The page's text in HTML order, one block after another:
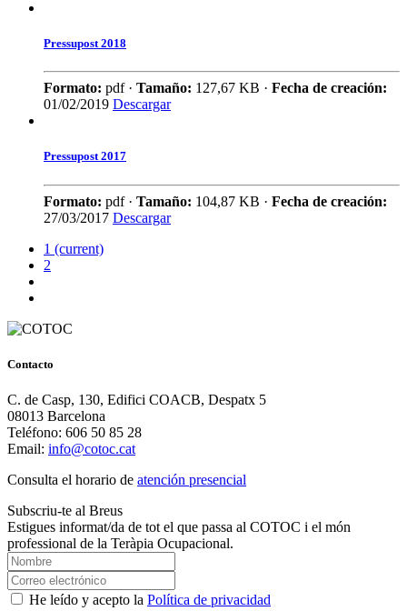
Pressupost 2018
Formato: pdf · Tamaño: 127,67 KB · Fecha de creación:
01/02/2019 Descargar
Pressupost 2017
Formato: pdf · Tamaño: 104,87 KB · Fecha de creación:
27/03/2017 Descargar
1 (current)
2
Contacto
C. de Casp, 130, Edifici COACB, Despatx 5
08013 Barcelona
Teléfono: 606 50 85 28
Email: info@cotoc.cat
Consulta el horario de atención presencial
Subscriu-te al Breus
Estigues informat/da de tot el que passa al COTOC i el món
professional de la Teràpia Ocupacional.
He leído y acepto la Política de privacidad